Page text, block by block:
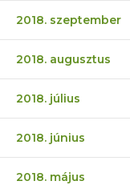
2018. szeptember
2018. augusztus
2018. július
2018. június
2018. május